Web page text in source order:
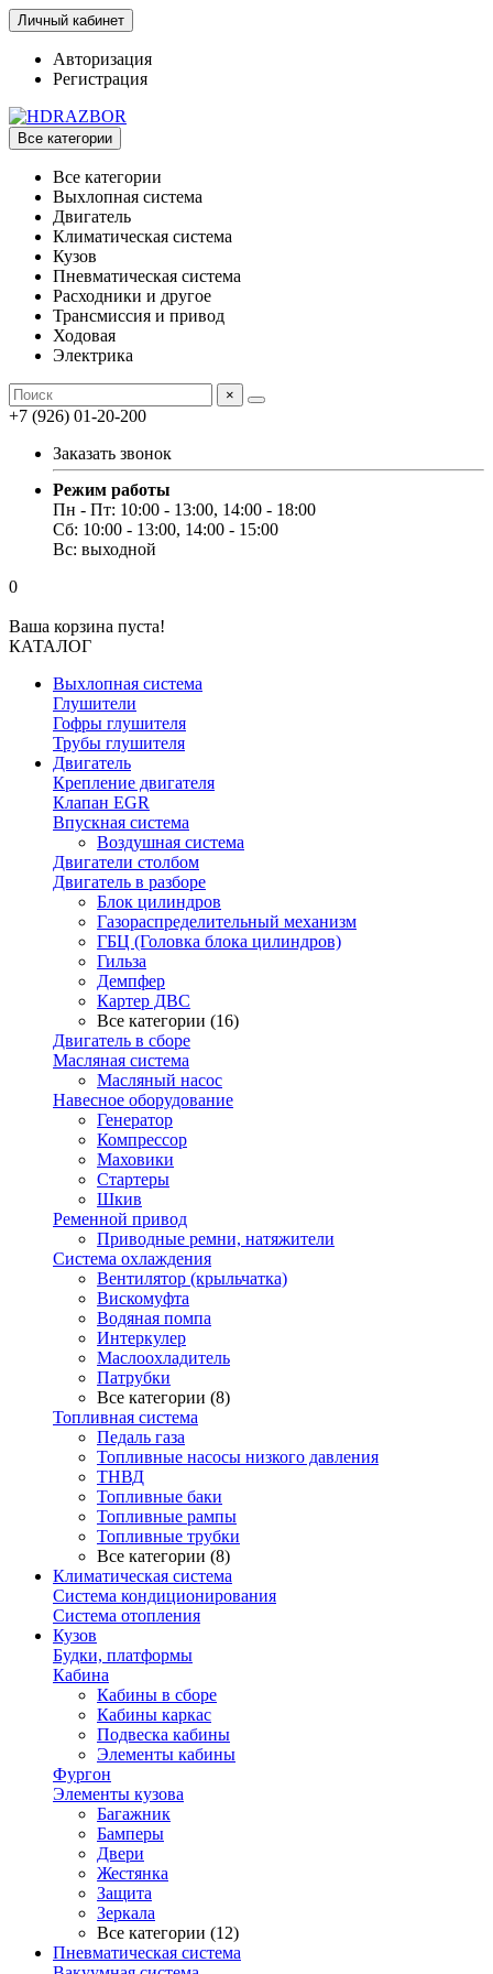
Личный кабинет
Авторизация
Регистрация
Все категории
Все категории
Выхлопная система
Двигатель
Климатическая система
Кузов
Пневматическая система
Расходники и другое
Трансмиссия и привод
Ходовая
Электрика
×
+7 (926) 01-20-200
Заказать звонок
Режим работы
Пн - Пт: 10:00 - 13:00, 14:00 - 18:00
Сб: 10:00 - 13:00, 14:00 - 15:00
Вс: выходной
0
Ваша корзина пуста!
КАТАЛОГ
Выхлопная система
Глушители
Гофры глушителя
Трубы глушителя
Двигатель
Крепление двигателя
Клапан EGR
Впускная система
Воздушная система
Двигатели столбом
Двигатель в разборе
Блок цилиндров
Газораспределительный механизм
ГБЦ (Головка блока цилиндров)
Гильза
Демпфер
Картер ДВС
Все категории (16)
Двигатель в сборе
Масляная система
Масляный насос
Навесное оборудование
Генератор
Компрессор
Маховики
Стартеры
Шкив
Ременной привод
Приводные ремни, натяжители
Система охлаждения
Вентилятор (крыльчатка)
Вискомуфта
Водяная помпа
Интеркулер
Маслоохладитель
Патрубки
Все категории (8)
Топливная система
Педаль газа
Топливные насосы низкого давления
ТНВД
Топливные баки
Топливные рампы
Топливные трубки
Все категории (8)
Климатическая система
Система кондиционирования
Система отопления
Кузов
Будки, платформы
Кабина
Кабины в сборе
Кабины каркас
Подвеска кабины
Элементы кабины
Фургон
Элементы кузова
Багажник
Бамперы
Двери
Жестянка
Защита
Зеркала
Все категории (12)
Пневматическая система